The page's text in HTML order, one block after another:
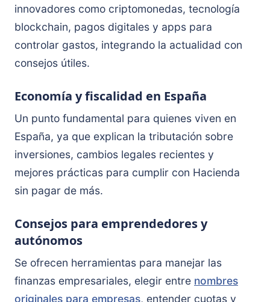
innovadores como criptomonedas, tecnología
blockchain, pagos digitales y apps para
controlar gastos, integrando la actualidad con
consejos útiles.
Economía y fiscalidad en España
Un punto fundamental para quienes viven en
España, ya que explican la tributación sobre
inversiones, cambios legales recientes y
mejores prácticas para cumplir con Hacienda
sin pagar de más.
Consejos para emprendedores y
autónomos
Se ofrecen herramientas para manejar las
finanzas empresariales, elegir entre nombres
originales para empresas, entender cuotas y